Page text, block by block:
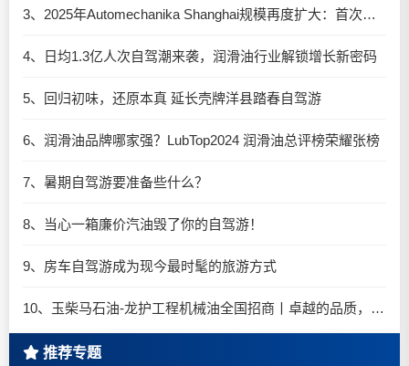
3、2025年Automechanika Shanghai规模再度扩大：首次启用国家会展中心（上海）全部15个展馆
4、日均1.3亿人次自驾潮来袭，润滑油行业解锁增长新密码​
5、回归初味，还原本真 延长壳牌洋县踏春自驾游
6、润滑油品牌哪家强？LubTop2024 润滑油总评榜荣耀张榜
7、暑期自驾游要准备些什么？
8、当心一箱廉价汽油毁了你的自驾游！
9、房车自驾游成为现今最时髦的旅游方式
10、玉柴马石油-龙护工程机械油全国招商丨卓越的品质，专业的品牌！
推荐专题